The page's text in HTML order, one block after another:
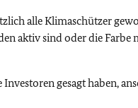
alle Klimaschützer
aktiv sind oder die Farbe
gesagt haben,